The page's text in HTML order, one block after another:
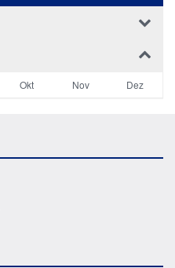
Okt Nov Dez